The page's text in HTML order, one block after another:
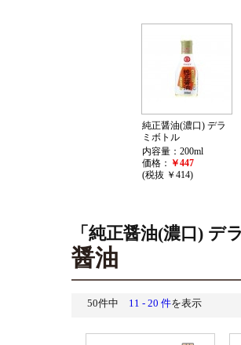
純正醤油(濃口) デラ
ミボトル
内容量：200ml
価格： ￥447
(税抜 ￥414)
「純正醤油(濃口) デ
醤油
50件中 11 - 20 件を表示